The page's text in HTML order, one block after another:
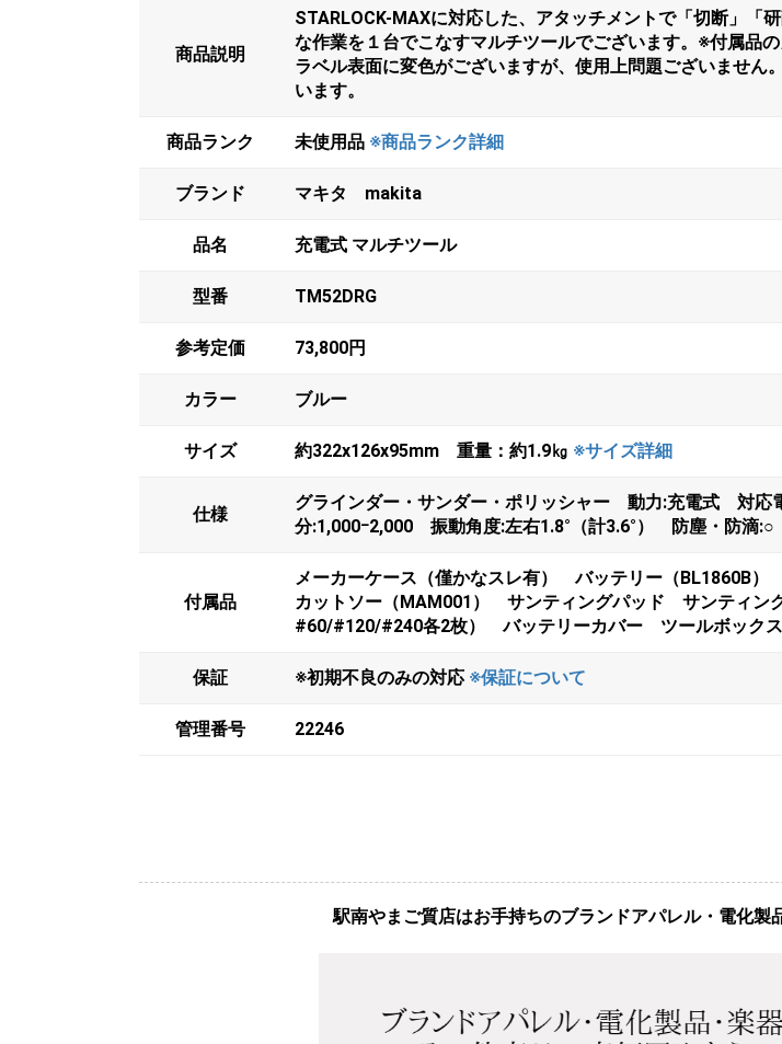
商品説明
STARLOCK-MAXに対応した、アタッチメントで「切断」「
な作業を１台でこなすマルチツールでございます。※付属品
ラベル表面に変色がございますが、使用上問題ございません
います。
商品ランク 未使用品 ※商品ランク詳細
ブランド マキタ makita
品名 充電式 マルチツール
型番 TM52DRG
参考定価 73,800円
カラー ブルー
サイズ 約322x126x95mm 重量：約1.9㎏ ※サイズ詳細
仕様
グラインダー・サンダー・ポリッシャー 動力:充電式 対
分:1,000ｰ2,000 振動角度:左右1.8°（計3.6°） 防塵・防滴
付属品
メーカーケース（僅かなスレ有） バッテリー（BL1860B
カットソー（MAM001） サンティングパッド サンティン
#60/#120/#240各2枚） バッテリーカバー ツールボックス
保証 ※初期不良のみの対応 ※保証について
管理番号 22246
駅南やまご質店はお手持ちのブランドアパレル・電化